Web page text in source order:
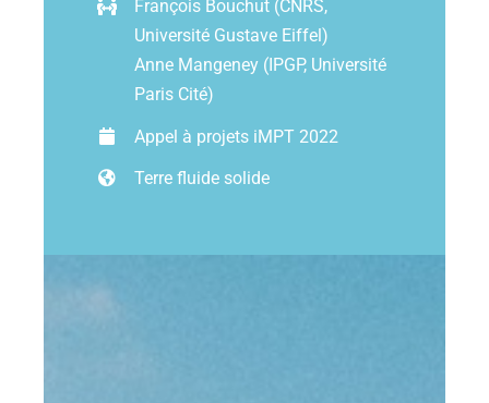
Ressources
Les news
François Bouchut (CNRS,
Université Gustave Eiffel)
Anne Mangeney (IPGP, Université
Paris Cité)
Appel à projets iMPT 2022
Terre fluide solide